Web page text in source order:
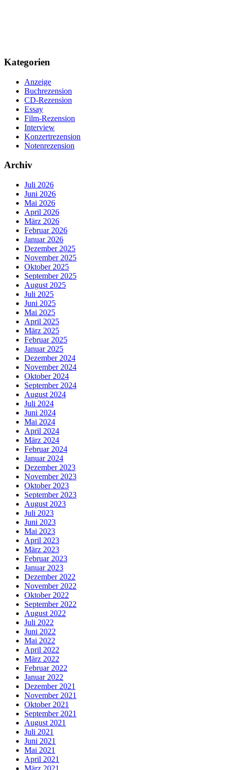
Kategorien
Anzeige
Buchrezension
CD-Rezension
Essay
Film-Rezension
Interview
Konzertrezension
Notenrezension
Archiv
Juli 2026
Juni 2026
Mai 2026
April 2026
März 2026
Februar 2026
Januar 2026
Dezember 2025
November 2025
Oktober 2025
September 2025
August 2025
Juli 2025
Juni 2025
Mai 2025
April 2025
März 2025
Februar 2025
Januar 2025
Dezember 2024
November 2024
Oktober 2024
September 2024
August 2024
Juli 2024
Juni 2024
Mai 2024
April 2024
März 2024
Februar 2024
Januar 2024
Dezember 2023
November 2023
Oktober 2023
September 2023
August 2023
Juli 2023
Juni 2023
Mai 2023
April 2023
März 2023
Februar 2023
Januar 2023
Dezember 2022
November 2022
Oktober 2022
September 2022
August 2022
Juli 2022
Juni 2022
Mai 2022
April 2022
März 2022
Februar 2022
Januar 2022
Dezember 2021
November 2021
Oktober 2021
September 2021
August 2021
Juli 2021
Juni 2021
Mai 2021
April 2021